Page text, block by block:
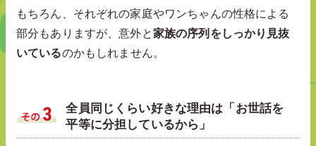
もちろん、それぞれの家庭やワンちゃんの性格による
部分もありますが、意外と家族の序列をしっかり見抜
いているのかもしれません。
全員同じくらい好きな理由は「お世話を
平等に分担しているから」